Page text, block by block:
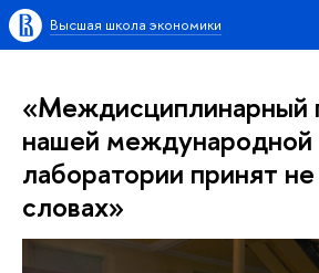
Высшая школа экономики
«Междисциплинарный
нашей международной
лаборатории принят
словах»